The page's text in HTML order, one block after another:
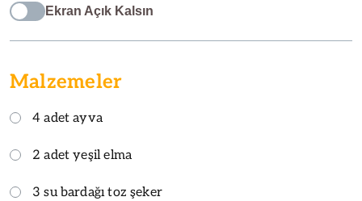
Ekran Açık Kalsın
Malzemeler
4 adet ayva
2 adet yeşil elma
3 su bardağı toz şeker